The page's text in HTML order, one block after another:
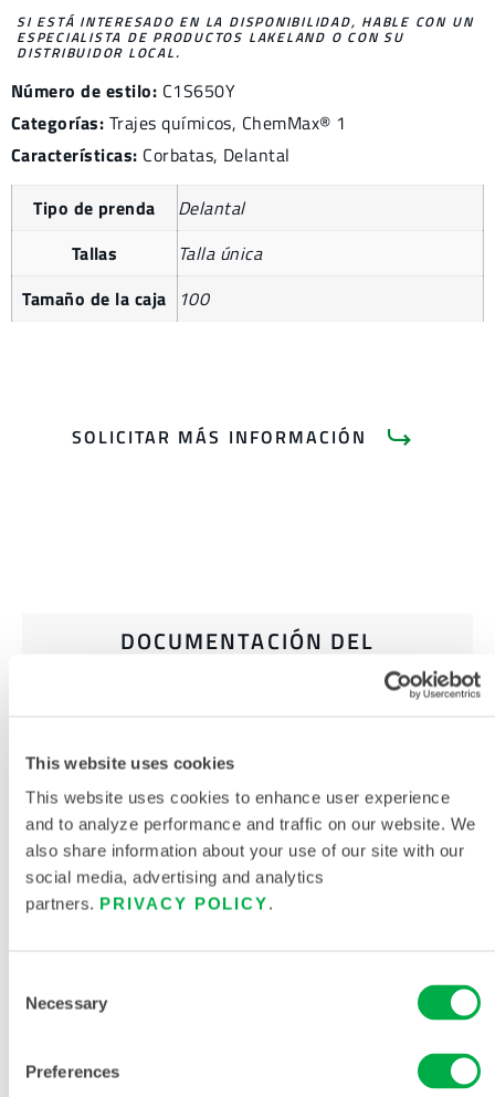
This website uses cookies
This website uses cookies to enhance user experience
and to analyze performance and traffic on our website. We
also share information about your use of our site with our
social media, advertising and analytics
partners. PRIVACY POLICY.
Selection
Necessary
Preferences
SI ESTÁ INTERESADO EN LA DISPONIBILIDAD, HABLE CON UN
ESPECIALISTA DE PRODUCTOS LAKELAND O CON SU
DISTRIBUIDOR LOCAL.
Número de estilo: C1S650Y
Categorías: Trajes químicos, ChemMax® 1
Características: Corbatas, Delantal
Tipo de prenda
Delantal
Tallas
Talla única
Tamaño de la caja
100
SOLICITAR MÁS INFORMACIÓN
DOCUMENTACIÓN DEL
PRODUCTO
DOCUMENTOS RELACIONADOS
CATÁLOGO DE PRODUCTOS
(CHINA/CHINO)
TABLA DE TALLAS DE ROPA
QUÍMICA Y DESECHABLE
Disponible en estas regiones de venta: EE.UU., CANADÁ,
MÉXICO, CHINA, ASIA.